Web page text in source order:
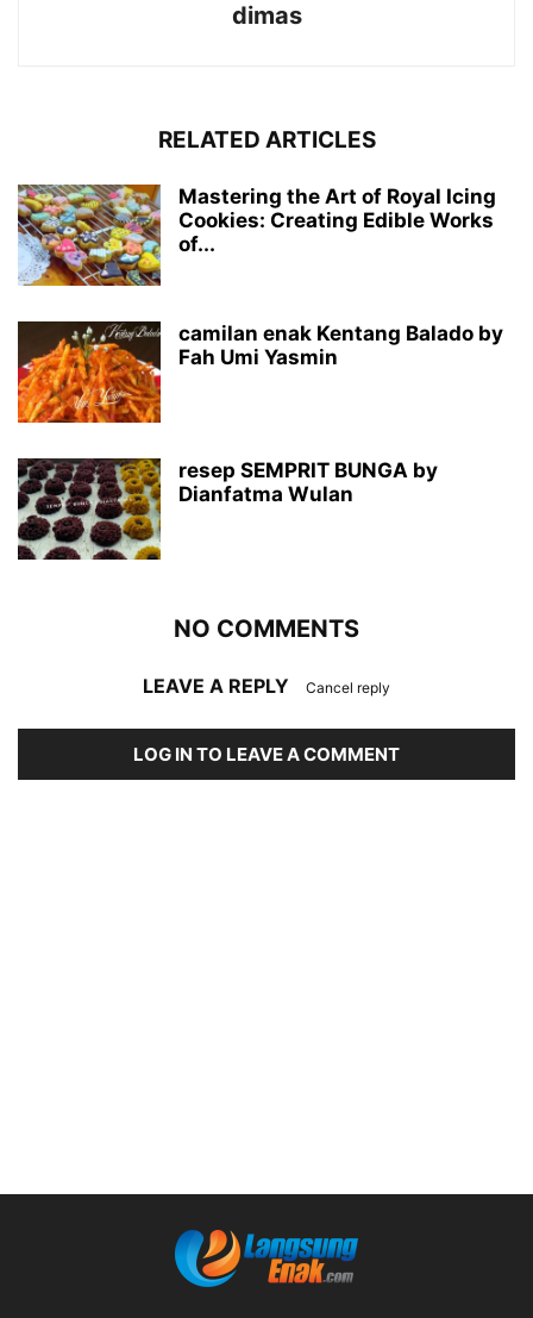
dimas
RELATED ARTICLES
Mastering the Art of Royal Icing
Cookies: Creating Edible Works
of...
camilan enak Kentang Balado by
Fah Umi Yasmin
resep SEMPRIT BUNGA by
Dianfatma Wulan
NO COMMENTS
LEAVE A REPLY Cancel reply
LOG IN TO LEAVE A COMMENT